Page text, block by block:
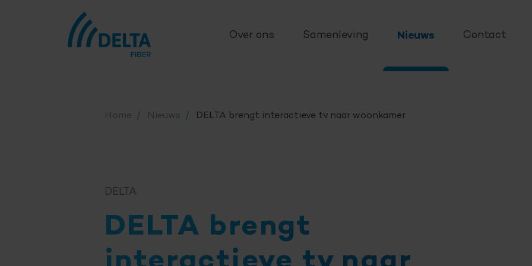
Over ons Samenleving Nieuws Contact
Home Nieuws DELTA brengt interactieve tv naar woonkamer
DELTA
DELTA brengt